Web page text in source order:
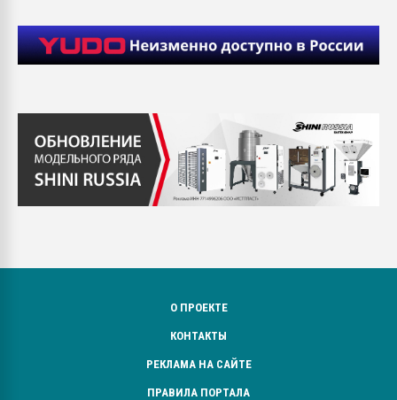
О ПРОЕКТЕ
КОНТАКТЫ
РЕКЛАМА НА САЙТЕ
ПРАВИЛА ПОРТАЛА